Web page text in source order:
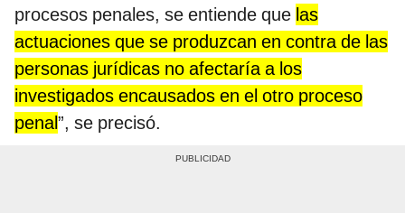
procesos penales, se entiende que las
actuaciones que se produzcan en contra de las
personas jurídicas no afectaría a los
investigados encausados en el otro proceso
penal”, se precisó.